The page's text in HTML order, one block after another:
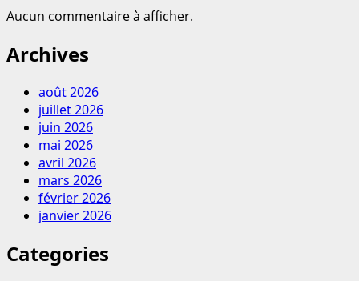
Aucun commentaire à afficher.
Archives
août 2026
juillet 2026
juin 2026
mai 2026
avril 2026
mars 2026
février 2026
janvier 2026
Categories